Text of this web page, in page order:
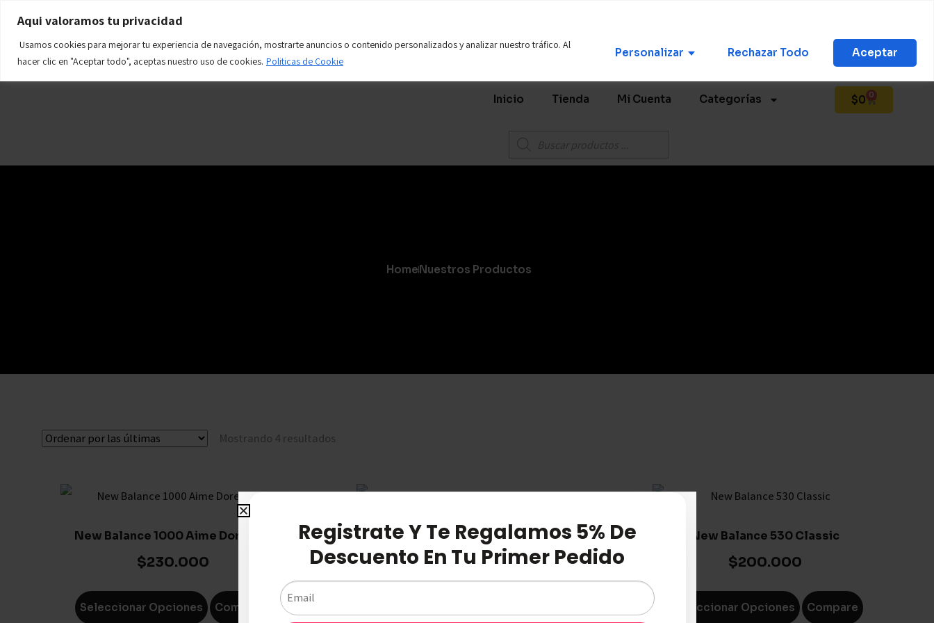
Aqui valoramos tu privacidad
Usamos cookies para mejorar tu experiencia de navegación, mostrarte anuncios o contenido personalizados y analizar nuestro tráfico. Al
hacer clic en "Aceptar todo", aceptas nuestro uso de cookies. Politicas de Cookie
Personalizar Rechazar Todo Aceptar
Teléfono: +57 312 569 6924 Envíos A Toda Colombia Fotos 100% Reales
Inicio Tienda Mi Cuenta Categorías $0 0
HomeNuestros Productos
Mostrando 4 resultados
New Balance 1000 Aime Dore Sail
$230.000
Seleccionar Opciones Compare
New Balance 530 Silver
$200.000
New Balance 530 Classic
$200.000
Seleccionar Opciones Compare
Registrate Y Te Regalamos 5% De
Descuento En Tu Primer Pedido